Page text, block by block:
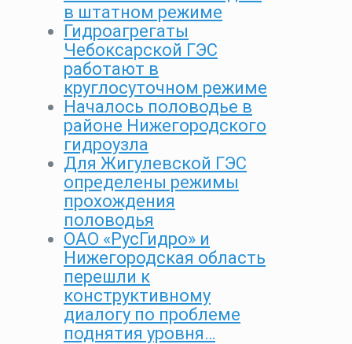
в штатном режиме
Гидроагрегаты
Чебоксарской ГЭС
работают в
круглосуточном режиме
Началось половодье в
районе Нижегородского
гидроузла
Для Жигулевской ГЭС
определены режимы
прохождения
половодья
ОАО «РусГидро» и
Нижегородская область
перешли к
конструктивному
диалогу по проблеме
поднятия уровня…